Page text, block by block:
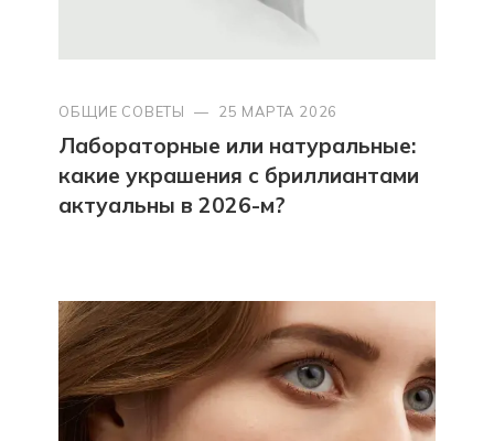
ОБЩИЕ СОВЕТЫ — 25 МАРТА 2026
Лабораторные или натуральные:
какие украшения с бриллиантами
актуальны в 2026-м?